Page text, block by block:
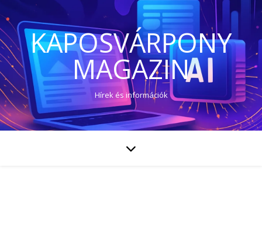
KAPOSVÁRPONY
MAGAZIN
Hírek és információk